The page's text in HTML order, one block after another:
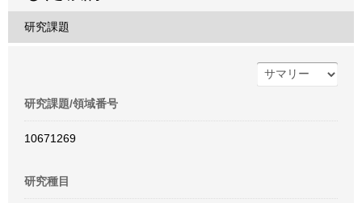
研究課題
研究課題/領域番号
10671269
研究種目